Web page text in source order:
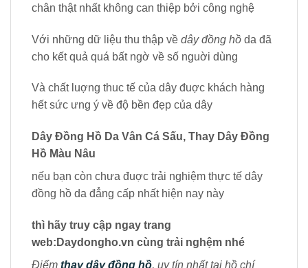
chân thật nhất không can thiệp bởi công nghệ
Với những dữ liệu thu thập về dây đồng hồ da đã
cho kết quả quá bất ngờ về số nguời dùng
Và chất luợng thuc tế của dây đuợc khách hàng
hết sức ưng ý về độ bền đẹp của dây
Dây Đồng Hồ Da Vân Cá Sấu, Thay Dây Đồng
Hồ Màu Nâu
nếu bạn còn chưa đuợc trải nghiệm thực tế dây
đồng hồ da đẳng cấp nhất hiện nay này
thì hãy truy cập ngay trang
web:Daydongho.vn cùng trải nghệm nhé
Điểm thay dây đồng hồ, uy tín nhất tại hồ chí